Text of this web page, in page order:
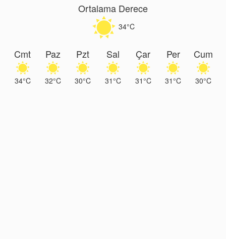
Ortalama Derece
34°C
Cmt
34°C
Paz
32°C
Pzt
30°C
Sal
31°C
Çar
31°C
Per
31°C
Cum
30°C